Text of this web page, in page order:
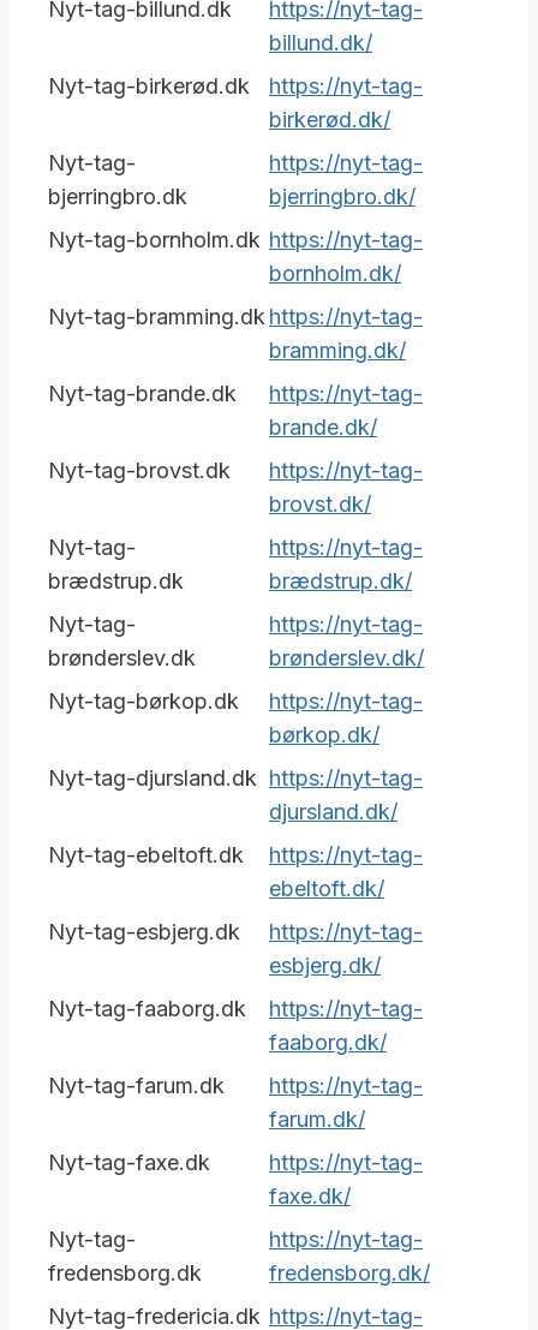
Nyt-tag-billund.dk
https://nyt-tag-
billund.dk/
Nyt-tag-birkerød.dk
https://nyt-tag-
birkerød.dk/
Nyt-tag-
bjerringbro.dk
https://nyt-tag-
bjerringbro.dk/
Nyt-tag-bornholm.dk https://nyt-tag-
bornholm.dk/
Nyt-tag-bramming.dk https://nyt-tag-
bramming.dk/
Nyt-tag-brande.dk
https://nyt-tag-
brande.dk/
Nyt-tag-brovst.dk
https://nyt-tag-
brovst.dk/
Nyt-tag-
brædstrup.dk
https://nyt-tag-
brædstrup.dk/
Nyt-tag-
brønderslev.dk
https://nyt-tag-
brønderslev.dk/
Nyt-tag-børkop.dk
https://nyt-tag-
børkop.dk/
Nyt-tag-djursland.dk https://nyt-tag-
djursland.dk/
Nyt-tag-ebeltoft.dk
https://nyt-tag-
ebeltoft.dk/
Nyt-tag-esbjerg.dk
https://nyt-tag-
esbjerg.dk/
Nyt-tag-faaborg.dk
https://nyt-tag-
faaborg.dk/
Nyt-tag-farum.dk
https://nyt-tag-
farum.dk/
Nyt-tag-faxe.dk
https://nyt-tag-
faxe.dk/
Nyt-tag-
fredensborg.dk
https://nyt-tag-
fredensborg.dk/
Nyt-tag-fredericia.dk https://nyt-tag-